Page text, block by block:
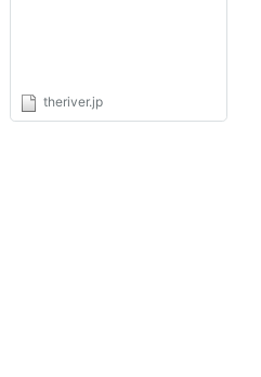
） 製作総指揮
theriver.jp